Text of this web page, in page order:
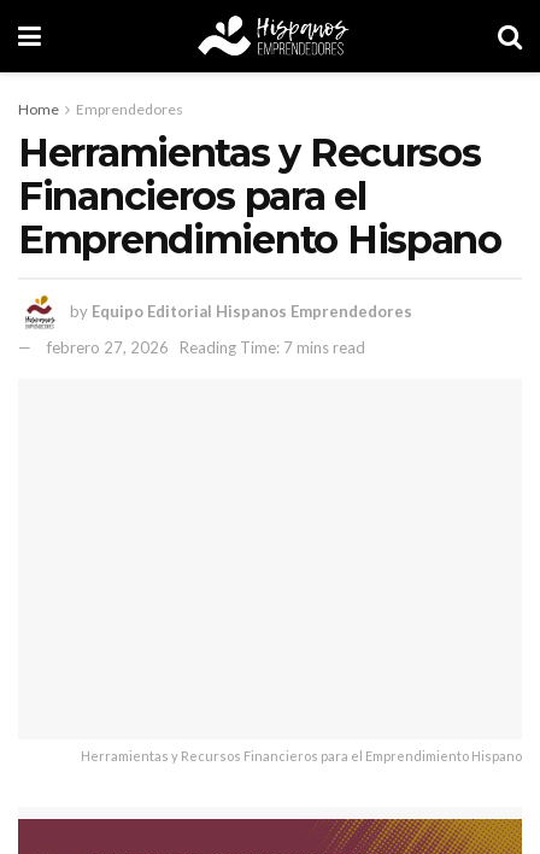
Home Emprendedores
Herramientas y Recursos
Financieros para el
Emprendimiento Hispano
by Equipo Editorial Hispanos Emprendedores
febrero 27, 2026
Reading Time: 7 mins read
Herramientas y Recursos Financieros para el Emprendimiento Hispano